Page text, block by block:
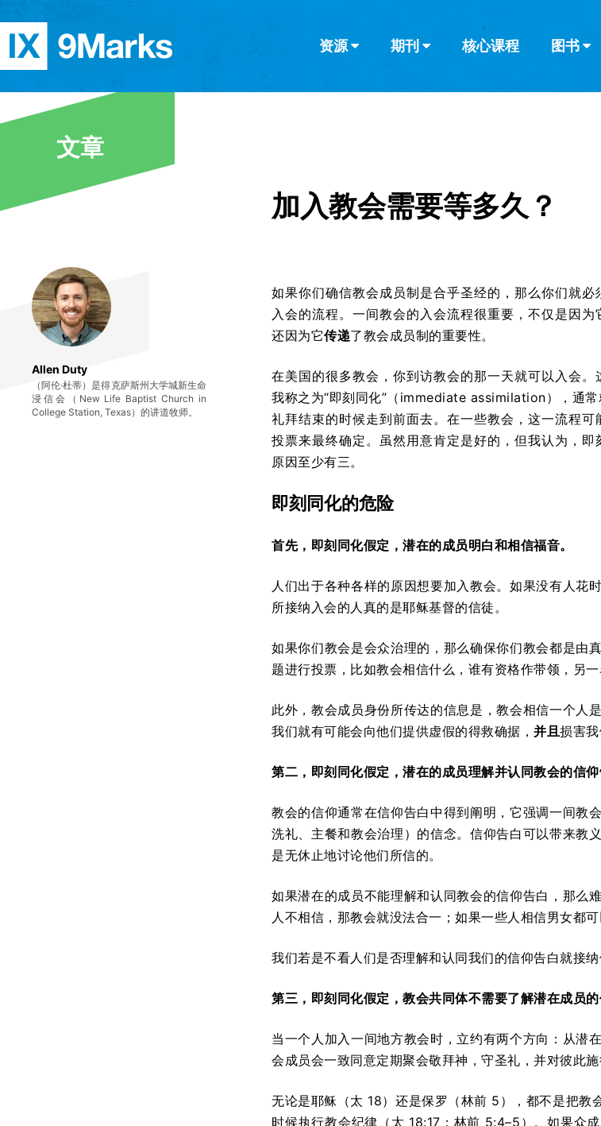
资源 期刊 核心课程 图书
查看全部
查看全部
简体中文
文章
Allen Duty
（阿伦·杜蒂）是得克萨斯州大学城新生命
浸信会（New Life Baptist Church in
College Station, Texas）的讲道牧师。
加入教会需要等多久？
如果你们确信教会成员制是合乎圣经的，那么你们就必
入会的流程。一间教会的入会流程很重要，不仅是因为
还因为它传递了教会成员制的重要性。
在美国的很多教会，你到访教会的那一天就可以入会。
我称之为“即刻同化”（immediate assimilation），通常
礼拜结束的时候走到前面去。在一些教会，这一流程可
投票来最终确定。虽然用意肯定是好的，但我认为，即
原因至少有三。
即刻同化的危险
首先，即刻同化假定，潜在的成员明白和相信福音。
人们出于各种各样的原因想要加入教会。如果没有人花
所接纳入会的人真的是耶稣基督的信徒。
如果你们教会是会众治理的，那么确保你们教会都是由
题进行投票，比如教会相信什么，谁有资格作带领，另
此外，教会成员身份所传达的信息是，教会相信一个人
我们就有可能会向他们提供虚假的得救确据， 并且损害我
第二，即刻同化假定，潜在的成员理解并认同教会的信仰
教会的信仰通常在信仰告白中得到阐明，它强调一间教
洗礼、主餐和教会治理）的信念。信仰告白可以带来教
是无休止地讨论他们所信的。
如果潜在的成员不能理解和认同教会的信仰告白，那么
人不相信，那教会就没法合一；如果一些人相信男女都
我们若是不看人们是否理解和认同我们的信仰告白就接
第三，即刻同化假定，教会共同体不需要了解潜在成员
当一个人加入一间地方教会时，立约有两个方向：从潜
会成员会一致同意定期聚会敬拜神，守圣礼，并对彼此施
无论是耶稣（太 18）还是保罗（林前 5），都不是把教
时候执行教会纪律（太 18:17；林前 5:4–5）。如果众